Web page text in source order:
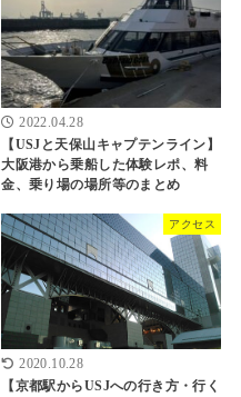
2022.04.28
【USJと天保山キャプテンライン】
大阪港から乗船した体験レポ、料
金、乗り場の場所等のまとめ
アクセス
2020.10.28
【京都駅からUSJへの行き方・行く